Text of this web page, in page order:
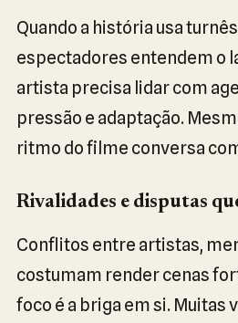
Quando a história usa
espectadores entendem o
artista precisa lidar com
pressão e adaptação.
ritmo do filme conversa
Rivalidades e disputas
Conflitos entre artistas,
costumam render cenas
foco é a briga em si. Muitas